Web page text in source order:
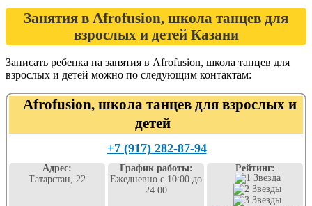
Занятия в Afrofusion, школа танцев для
взрослых и детей Казани
Записать ребенка на занятия в Afrofusion, школа танцев для
взрослых и детей можно по следующим контактам:
Afrofusion, школа танцев для взрослых и
детей
+7 (917) 282-87-94
Адрес:
Татарстан, 22
График работы:
Ежедневно с 10:00 до
24:00
Рейтинг: